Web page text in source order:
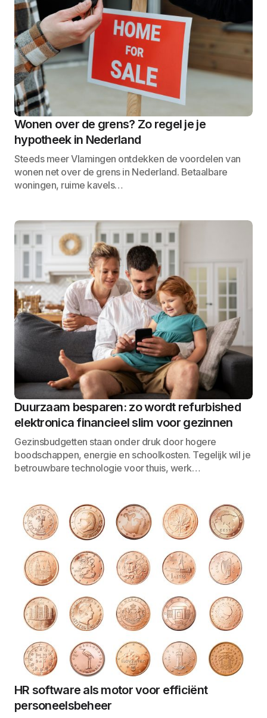
Wonen over de grens? Zo regel je je
hypotheek in Nederland
Steeds meer Vlamingen ontdekken de voordelen van
wonen net over de grens in Nederland. Betaalbare
woningen, ruime kavels…
Duurzaam besparen: zo wordt refurbished
elektronica financieel slim voor gezinnen
Gezinsbudgetten staan onder druk door hogere
boodschappen, energie en schoolkosten. Tegelijk wil je
betrouwbare technologie voor thuis, werk…
HR software als motor voor efficiënt
personeelsbeheer